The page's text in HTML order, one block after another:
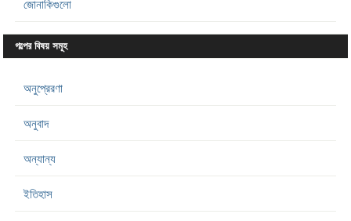
জোনাকিগুলো
গল্পের বিষয় সমূহ
অনুপ্রেরণা
অনুবাদ
অন্যান্য
ইতিহাস